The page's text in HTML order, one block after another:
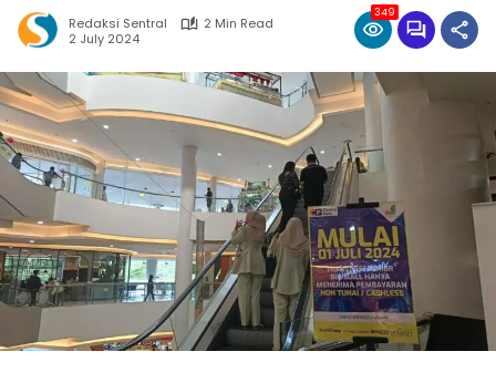
Redaksi Sentral
2 Min Read
2 July 2024
349